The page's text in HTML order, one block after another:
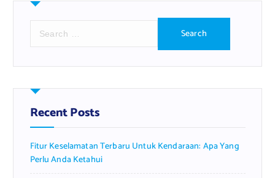
r
h
f
o
:
Recent Posts
Fitur Keselamatan Terbaru Untuk Kendaraan: Apa Yang
Perlu Anda Ketahui